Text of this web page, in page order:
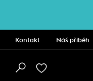
Kontakt Náš příběh